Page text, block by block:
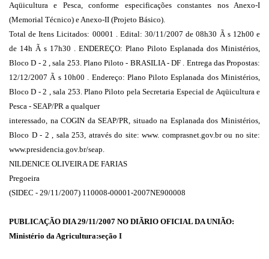
Aqüicultura e Pesca, conforme especificações constantes nos Anexo-I
(Memorial Técnico) e Anexo-II (Projeto Básico).
Total de Itens Licitados: 00001 . Edital: 30/11/2007 de 08h30 Ã s 12h00 e
de 14h Ã s 17h30 . ENDEREÇO: Plano Piloto Esplanada dos Ministérios,
Bloco D - 2 , sala 253. Plano Piloto - BRASILIA - DF . Entrega das Propostas:
12/12/2007 Ã s 10h00 . Endereço: Plano Piloto Esplanada dos Ministérios,
Bloco D - 2 , sala 253. Plano Piloto pela Secretaria Especial de Aqüicultura e
Pesca - SEAP/PR a qualquer
interessado, na COGIN da SEAP/PR, situado na Esplanada dos Ministérios,
Bloco D - 2 , sala 253, através do site: www. comprasnet.gov.br ou no site:
www.presidencia.gov.br/seap.
NILDENICE OLIVEIRA DE FARIAS
Pregoeira
(SIDEC - 29/11/2007) 110008-00001-2007NE900008
PUBLICAÇÃO DIA 29/11/2007 NO DIÃRIO OFICIAL DA UNIÃO:
Ministério da Agricultura:seção I